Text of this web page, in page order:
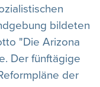
bildeten
"Die Arizona
Der fünftägige
der